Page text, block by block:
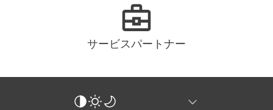
サービスパートナー